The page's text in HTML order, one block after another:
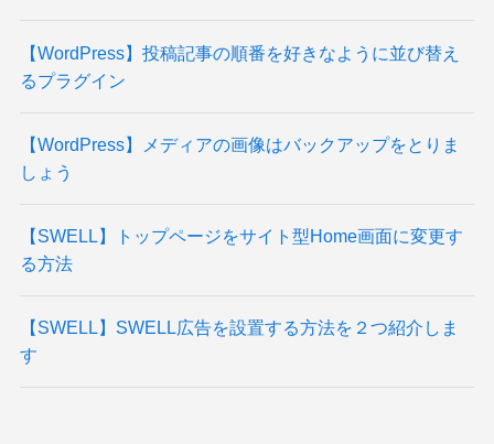
【WordPress】投稿記事の順番を好きなように並び替え
るプラグイン
【WordPress】メディアの画像はバックアップをとりま
しょう
【SWELL】トップページをサイト型Home画面に変更す
る方法
【SWELL】SWELL広告を設置する方法を２つ紹介しま
す